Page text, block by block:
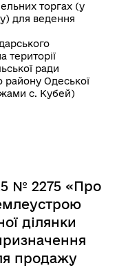
торгах (у
для ведення
території
ради
району Одеської
с. Кубей)
№ 2275 «Про
ділянки
продажу